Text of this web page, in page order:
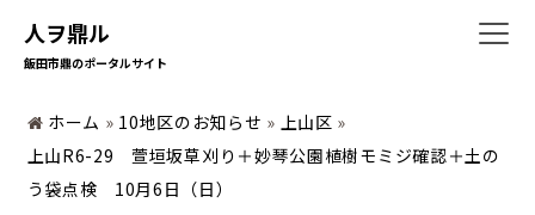
人ヲ鼎ル
飯田市鼎のポータルサイト
ホーム
ホーム » 10地区のお知らせ » 上山区 »
上山R6-29 萱垣坂草刈り＋妙琴公園植樹モミジ確認＋土の
う袋点検 10月6日（日）